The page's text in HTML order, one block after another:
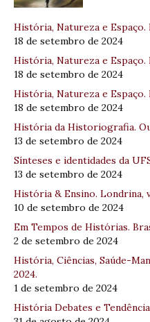
História, Natureza e Espaço.
18 de setembro de 2024
História, Natureza e Espaço.
18 de setembro de 2024
História, Natureza e Espaço.
18 de setembro de 2024
História da Historiografia.
13 de setembro de 2024
Sínteses e identidades da
13 de setembro de 2024
História & Ensino. Londrina,
10 de setembro de 2024
Em Tempos de Histórias.
2 de setembro de 2024
História, Ciências, Saúde-
2024.
1 de setembro de 2024
História Debates e